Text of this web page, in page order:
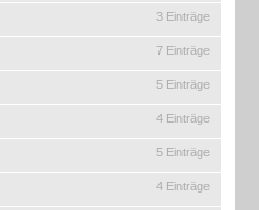
3 Einträge
7 Einträge
5 Einträge
4 Einträge
5 Einträge
4 Einträge